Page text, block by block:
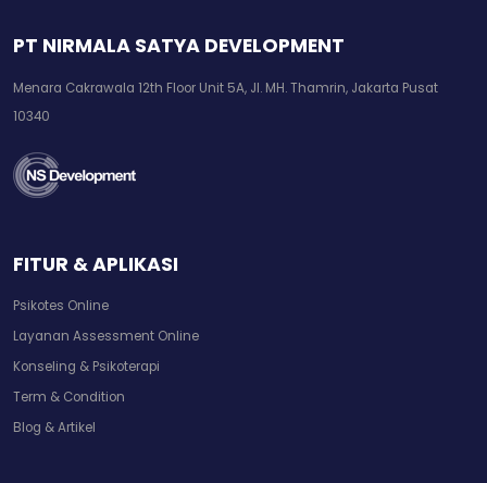
PT NIRMALA SATYA DEVELOPMENT
Menara Cakrawala 12th Floor Unit 5A, Jl. MH. Thamrin, Jakarta Pusat
10340
FITUR & APLIKASI
Psikotes Online
Layanan Assessment Online
Konseling & Psikoterapi
Term & Condition
Blog & Artikel